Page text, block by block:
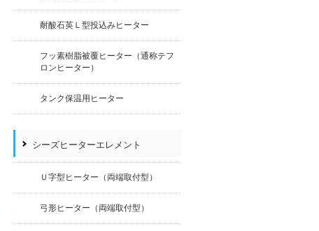
耐酸石英Ｌ型投込みヒーター
フッ素樹脂被覆ヒーター（通称テフ
ロンヒーター）
タンク保温用ヒーター
シーズヒーターエレメント
Ｕ字型ヒーター（両端取付型）
弓形ヒーター（両端取付型）